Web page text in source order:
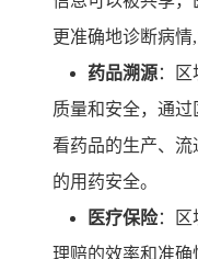
更准确地诊断病情
药品溯源：
质量和安全，通
看药品的生产、
的用药安全。
医疗保险：区
理赔的效率和准